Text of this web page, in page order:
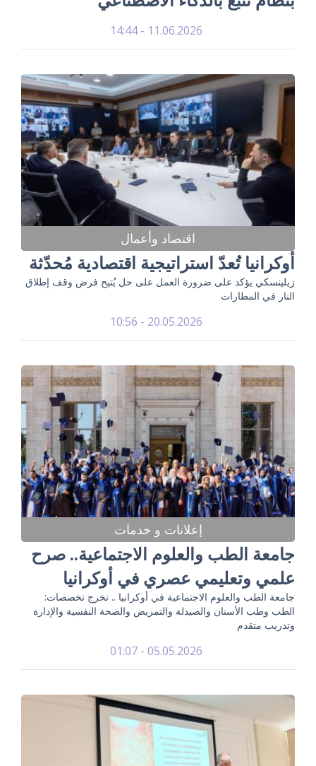
11.06.2026 - 14:44
اقتصاد وأعمال
أوكرانيا تُعدّ استراتيجية اقتصادية مُحدّثة
زيلينسكي يؤكد على ضرورة العمل على حل يُتيح فرض وقف إطلاق
النار في المطارات
20.05.2026 - 10:56
إعلانات و خدمات
جامعة الطب والعلوم الاجتماعية.. صرح
علمي وتعليمي عصري في أوكرانيا
جامعة الطب والعلوم الاجتماعية في أوكرانيا .. تخرج تخصصات:
الطب وطب الأسنان والصيدلة والتمريض والصحة النفسية والإدارة
وتدريب متقدم
05.05.2026 - 01:07